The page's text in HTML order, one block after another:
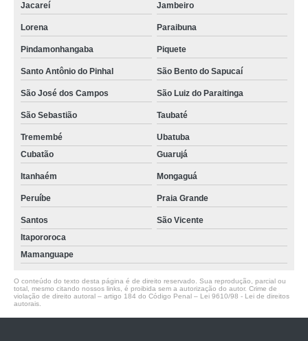
Jacareí Jambeiro
Lorena Paraibuna
Pindamonhangaba Piquete
Santo Antônio do Pinhal São Bento do Sapucaí
São José dos Campos São Luiz do Paraitinga
São Sebastião Taubaté
Tremembé
Ubatuba
Cubatão
Guarujá
Itanhaém Mongaguá
Peruíbe Praia Grande
Santos
São Vicente
Itapororoca
Mamanguape
O conteúdo do texto desta página é de direito reservado. Sua reprodução, parcial ou
total, mesmo citando nossos links, é proibida sem a autorização do autor. Crime de
violação de direito autoral – artigo 184 do Código Penal – Lei 9610/98 - Lei de direitos
autorais